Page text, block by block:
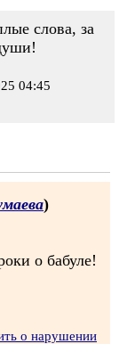
слова, за
04:45
)
о бабуле!
о нарушении